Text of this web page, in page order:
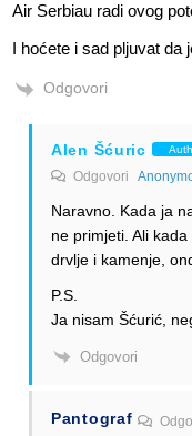
Air Serbiau radi ovog
I hoćete i sad pljuvat
Odgovori
Alen Šćuric
Odgovori
Naravno. Kada ja
ne primjeti. Ali
drvlje i kamenje,
P.S.
Ja nisam Šćurić,
Odgovori
Pantograf